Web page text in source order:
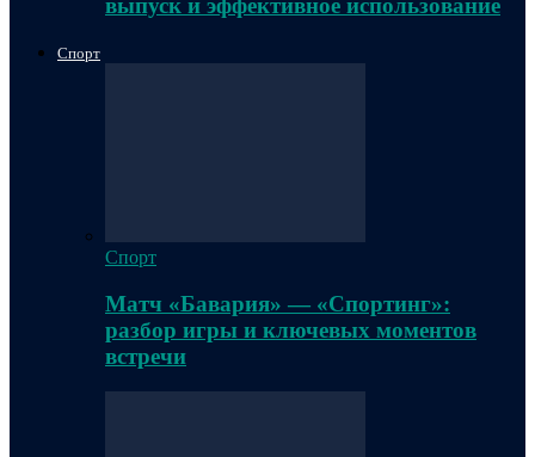
выпуск и эффективное использование
Спорт
Спорт
Матч «Бавария» — «Спортинг»:
разбор игры и ключевых моментов
встречи